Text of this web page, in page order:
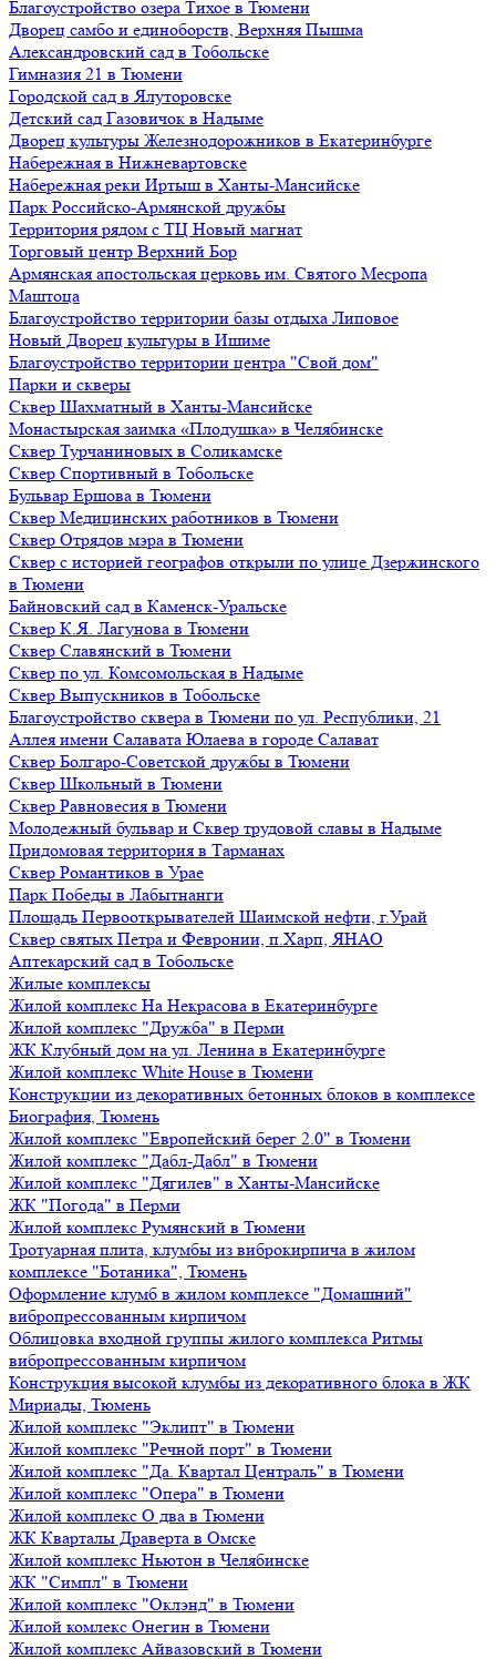
Благоустройство озера Тихое в Тюмени
Дворец самбо и единоборств, Верхняя Пышма
Александровский сад в Тобольске
Гимназия 21 в Тюмени
Городской сад в Ялуторовске
Детский сад Газовичок в Надыме
Дворец культуры Железнодорожников в Екатеринбурге
Набережная в Нижневартовске
Набережная реки Иртыш в Ханты-Мансийске
Парк Российско-Армянской дружбы
Территория рядом с ТЦ Новый магнат
Торговый центр Верхний Бор
Армянская апостольская церковь им. Святого Месропа
Маштоца
Благоустройство территории базы отдыха Липовое
Нoвый Двoрeц культуры в Ишимe
Благоустройство территории центра "Свой дом"
Парки и скверы
Сквер Шахматный в Ханты-Мансийске
Монастырская заимка «Плодушка» в Челябинске
Сквер Турчаниновых в Соликамске
Сквер Спортивный в Тобольске
Бульвар Ершова в Тюмени
Сквер Медицинских работников в Тюмени
Сквер Отрядов мэра в Тюмени
Сквер с историей географов открыли по улице Дзержинского
в Тюмени
Байновский сад в Каменск-Уральске
Сквер К.Я. Лагунова в Тюмени
Сквер Славянский в Тюмени
Сквер по ул. Комсомольская в Надыме
Сквер Выпускников в Тобольске
Благоустройство сквера в Тюмени по ул. Республики, 21
Аллея имени Салавата Юлаева в городе Салават
Сквер Болгаро-Советской дружбы в Тюмени
Сквер Школьный в Тюмени
Сквер Равновесия в Тюмени
Молодежный бульвар и Сквер трудовой славы в Надыме
Придомовая территория в Тарманах
Сквер Романтиков в Урае
Парк Победы в Лабытнанги
Площадь Первооткрывателей Шаимской нефти, г.Урай
Сквер святых Петра и Февронии, п.Харп, ЯНАО
Аптекарский сад в Тобольске
Жилые комплексы
Жилой комплекс На Некрасова в Екатеринбурге
Жилой комплекс "Дружба" в Перми
ЖК Клубный дом на ул. Ленина в Екатеринбурге
Жилой комплекс White House в Тюмени
Конструкции из декоративных бетонных блоков в комплексе
Биография, Тюмень
Жилой комплекс "Европейский берег 2.0" в Тюмени
Жилой комплекс "Дабл-Дабл" в Тюмени
Жилой комплекс "Дягилев" в Ханты-Мансийске
ЖК "Погода" в Перми
Жилой комплекс Румянский в Тюмени
Тротуарная плита, клумбы из виброкирпича в жилом
комплексе "Ботаника", Тюмень
Оформление клумб в жилом комплексе "Домашний"
вибропрессованным кирпичом
Облицовка входной группы жилого комплекса Ритмы
вибропрессованным кирпичом
Конструкция высокой клумбы из декоративного блока в ЖК
Мириады, Тюмень
Жилой комплекс "Эклипт" в Тюмени
Жилой комплекс "Речной порт" в Тюмени
Жилой комплекс "Да. Квартал Централь" в Тюмени
Жилой комплекс "Опера" в Тюмени
Жилой комплекс О два в Тюмени
ЖК Кварталы Драверта в Омске
Жилой комплекс Ньютон в Челябинске
ЖК "Симпл" в Тюмени
Жилой комплекс "Оклэнд" в Тюмени
Жилой комлекс Онегин в Тюмени
Жилой комплекс Айвазовский в Тюмени